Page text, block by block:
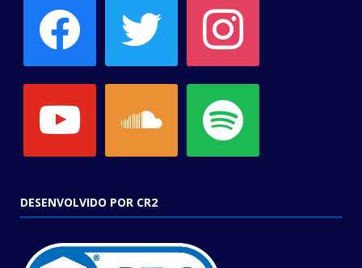
DESENVOLVIDO POR CR2